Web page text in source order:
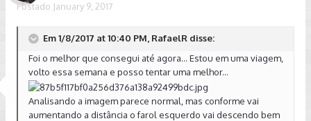
Postado January 9, 2017
Em 1/8/2017 at 10:40 PM, RafaelR disse:
Foi o melhor que consegui até agora... Estou em uma viagem,
volto essa semana e posso tentar uma melhor...
Analisando a imagem parece normal, mas conforme vai
aumentando a distância o farol esquerdo vai descendo bem